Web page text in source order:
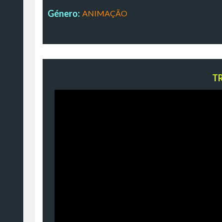
Género: ANIMAÇÃO